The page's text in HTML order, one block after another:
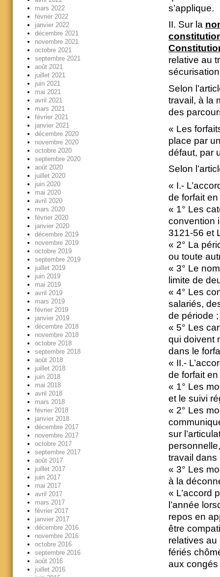
s’applique.
II. Sur la
relative au
Selon
travail, à la
des
« Les
place par
défaut, par
Selon
« I.-
de forfait
« 1° Les
convention
3121-56 et
« 2° La
ou toute
« 3° Le
limite de
« 4° Les
salariés,
de période ;
« 5° Les
qui doivent
dans le
« II.-
de forfait
« 1° Les
et le suivi
« 2° Les
sur
travail dans
« 3° Les
à la
« L’accord
l’année
repos en
être
relatives
fériés
aux
mars 2022
février 2022
janvier 2022
décembre 2021
novembre 2021
octobre 2021
septembre 2021
août 2021
juillet 2021
juin 2021
mai 2021
avril 2021
mars 2021
février 2021
janvier 2021
décembre 2020
novembre 2020
octobre 2020
septembre 2020
août 2020
juillet 2020
juin 2020
mai 2020
avril 2020
mars 2020
février 2020
janvier 2020
décembre 2019
novembre 2019
octobre 2019
septembre 2019
juillet 2019
juin 2019
mai 2019
avril 2019
mars 2019
février 2019
janvier 2019
décembre 2018
novembre 2018
octobre 2018
septembre 2018
août 2018
juillet 2018
juin 2018
mai 2018
avril 2018
mars 2018
février 2018
janvier 2018
décembre 2017
novembre 2017
octobre 2017
septembre 2017
août 2017
juillet 2017
juin 2017
mai 2017
avril 2017
mars 2017
février 2017
janvier 2017
décembre 2016
novembre 2016
octobre 2016
septembre 2016
août 2016
juillet 2016